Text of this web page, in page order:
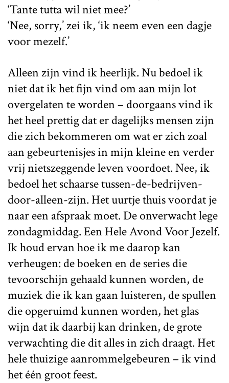
‘Tante tutta wil niet mee?’
‘Nee, sorry,’ zei ik, ‘ik neem even een dagje
voor mezelf.’
Alleen zijn vind ik heerlijk. Nu bedoel ik
niet dat ik het fijn vind om aan mijn lot
overgelaten te worden – doorgaans vind ik
het heel prettig dat er dagelijks mensen zijn
die zich bekommeren om wat er zich zoal
aan gebeurtenisjes in mijn kleine en verder
vrij nietszeggende leven voordoet. Nee, ik
bedoel het schaarse tussen-de-bedrijven-
door-alleen-zijn. Het uurtje thuis voordat je
naar een afspraak moet. De onverwacht lege
zondagmiddag. Een Hele Avond Voor Jezelf.
Ik houd ervan hoe ik me daarop kan
verheugen: de boeken en de series die
tevoorschijn gehaald kunnen worden, de
muziek die ik kan gaan luisteren, de spullen
die opgeruimd kunnen worden, het glas
wijn dat ik daarbij kan drinken, de grote
verwachting die dit alles in zich draagt. Het
hele thuizige aanrommelgebeuren – ik vind
het één groot feest.